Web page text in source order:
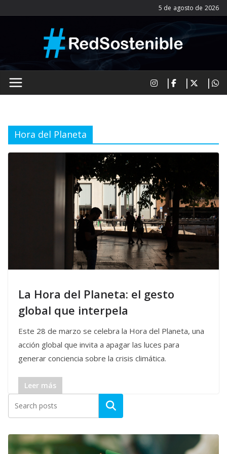
al
5 de agosto de 2026
Hora del Planeta
La Hora del Planeta: el gesto
global que interpela
Este 28 de marzo se celebra la Hora del Planeta, una
acción global que invita a apagar las luces para
generar conciencia sobre la crisis climática.
Leer más